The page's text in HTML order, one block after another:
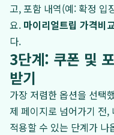
고, 포함 내역(예: 확정 입
요. 마이리얼트립 가격비
다.
3단계: 쿠폰 및
받기
가장 저렴한 옵션을 선택
제 페이지로 넘어가기 전,
적용할 수 있는 단계가